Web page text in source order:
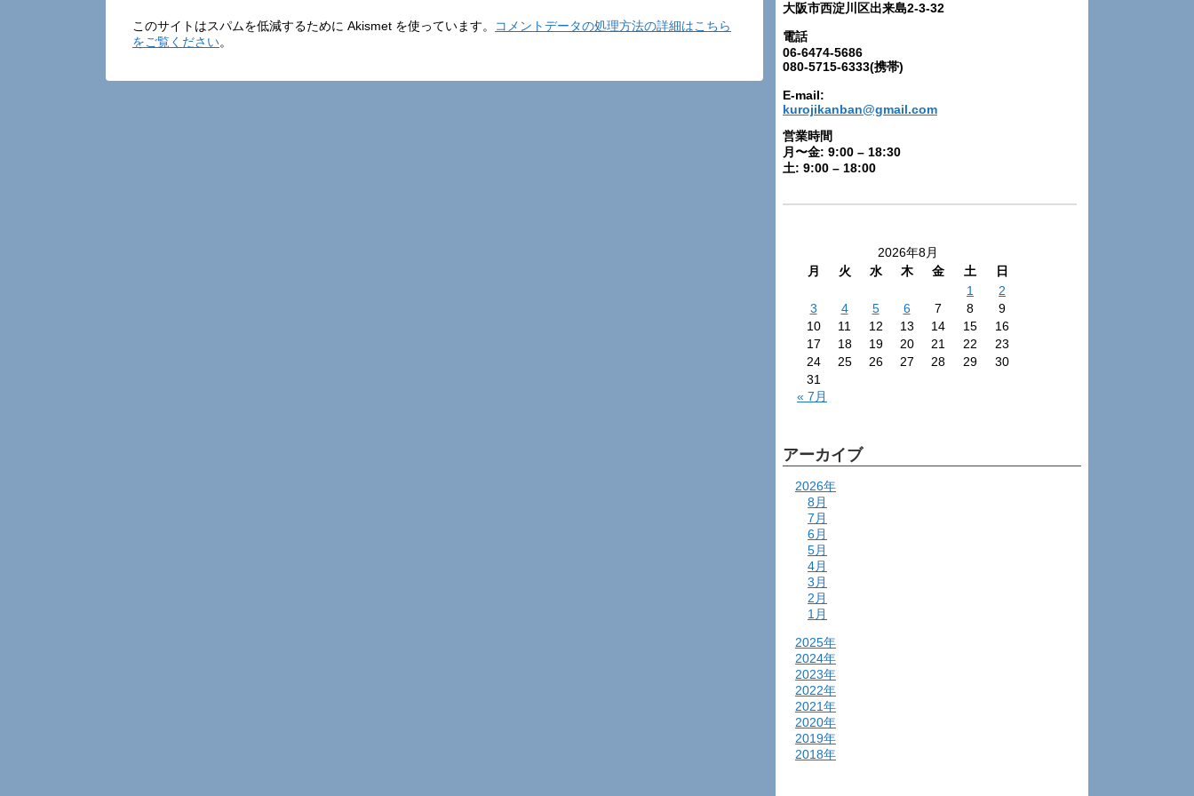
このサイトはスパムを低減するために Akismet を使っています。
コメントデータの処理方法の詳細はこちら
をご覧ください。
大阪市西淀川区出来島2-3-32
電話
06-6474-5686
080-5715-6333(携帯)
E-mail:
kurojikanban@gmail.com
営業時間
月〜金: 9:00 – 18:30
土: 9:00 – 18:00
2026年8月
月
火 水 木 金 土
日
1
2
3
4 5 6 7 8
9
10
11 12 13 14 15
16
17
18 19 20 21 22
23
24
25 26 27 28 29
30
31
« 7月
アーカイブ
2026年
8月
7月
6月
5月
4月
3月
2月
1月
2025年
2024年
2023年
2022年
2021年
2020年
2019年
2018年